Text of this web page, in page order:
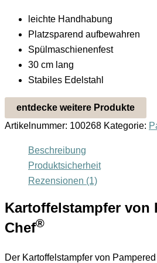
leichte Handhabung
Platzsparend aufbewahren
Spülmaschienenfest
30 cm lang
Stabiles Edelstahl
entdecke weitere Produkte
Artikelnummer: 100268 Kategorie:
Beschreibung
Produktsicherheit
Rezensionen (1)
Kartoffelstampfer von
Chef®
Der Kartoffelstampfer von